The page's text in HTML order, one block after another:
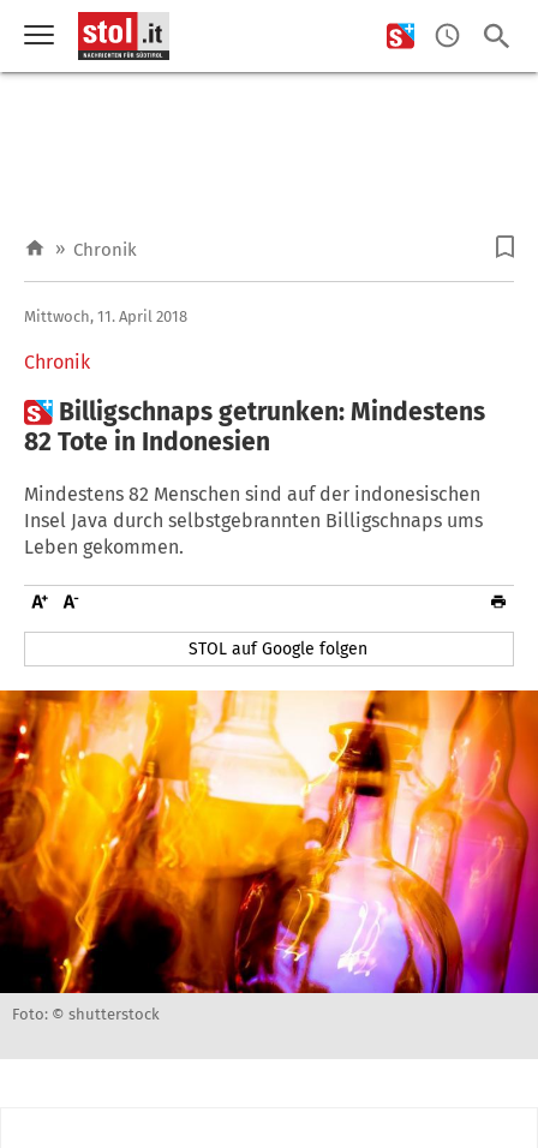
» Chronik
Chronik
Mittwoch, 11. April 2018
 Billigschnaps getrunken: Mindestens
82 Tote in Indonesien
Mindestens 82 Menschen sind auf der indonesischen
Insel Java durch selbstgebrannten Billigschnaps ums
Leben gekommen.
STOL auf Google folgen
Foto: © shutterstock